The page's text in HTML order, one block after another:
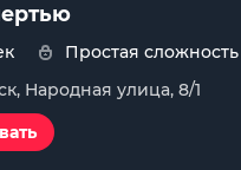
Простая сложность
Народная улица, 8/1